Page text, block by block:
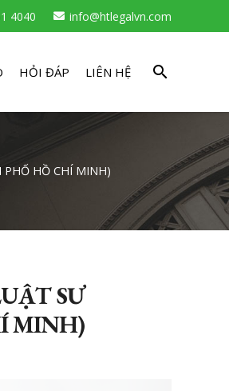
4040 info@htlegalvn.com
HỎI ĐÁP LIÊN HỆ search
PHỐ HỒ CHÍ MINH)
SƯ
MINH)